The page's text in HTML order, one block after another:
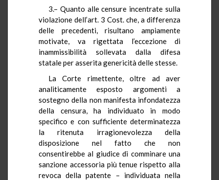
3.– Quanto alle censure incentrate sulla
violazione dell’art. 3 Cost. che, a differenza
delle precedenti, risultano ampiamente
motivate, va rigettata l’eccezione di
inammissibilità sollevata dalla difesa
statale per asserita genericità delle stesse.
La Corte rimettente, oltre ad aver
analiticamente esposto argomenti a
sostegno della non manifesta infondatezza
della censura, ha individuato in modo
specifico e con sufficiente determinatezza
la ritenuta irragionevolezza della
disposizione nel fatto che non
consentirebbe al giudice di comminare una
sanzione accessoria più tenue rispetto alla
revoca della patente – individuata nella